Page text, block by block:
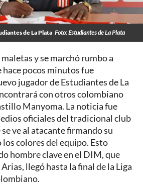
de La Plata Foto: Estudiantes de La Plata
y se marchó rumbo a
pocos minutos fue
jugador de Estudiantes de La
con otros colombiano
Manyoma. La noticia fue
oficiales del tradicional club
ve al atacante firmando su
colores del equipo. Esto
hombre clave en el DIM, que
llegó hasta la final de la Liga